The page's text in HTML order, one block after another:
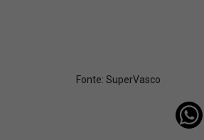
Fonte: SuperVasco‎‎‎‎‎‎